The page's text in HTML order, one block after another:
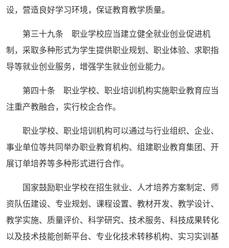
设，营造良好学习环境，保证教育教学质量。
第三十九条 职业学校应当建立健全就业创业促进机
制，采取多种形式为学生提供职业规划、职业体验、求职指
导等就业创业服务，增强学生就业创业能力。
第四十条 职业学校、职业培训机构实施职业教育应当
注重产教融合，实行校企合作。
职业学校、职业培训机构可以通过与行业组织、企业、
事业单位等共同举办职业教育机构、组建职业教育集团、开
展订单培养等多种形式进行合作。
国家鼓励职业学校在招生就业、人才培养方案制定、师
资队伍建设、专业规划、课程设置、教材开发、教学设计、
教学实施、质量评价、科学研究、技术服务、科技成果转化
以及技术技能创新平台、专业化技术转移机构、实习实训基